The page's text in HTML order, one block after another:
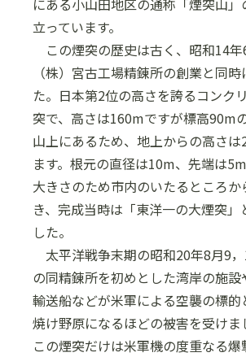
立っています。
この煙突の歴史は古く、昭和14
（株）宮古工場精錬所の創業と同
た。日本第2位の高さを誇るコンク
突で、高さは160mですが標高90m
山上にあるため、地上からの高さは
ます。根元の直径は10m、先端は
大きさのため市内のいたるところ
き、完成当時は「東洋一の大煙突」
した。
太平洋戦争末期の昭和20年8月9
の同精錬所を初めとした湾岸の施
輸送船などが米軍による空襲の標的
焼け野原になるほどの被害を受けま
この煙突だけは米軍機の度重なる